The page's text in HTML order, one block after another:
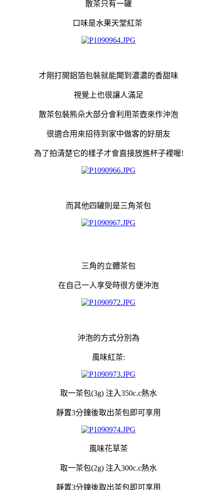
散茶只有一罐
口味是水果天堂紅茶
才剛打開鋁箔包裝就能聞到濃濃的香甜味
視覺上也很讓人滿足
散茶包裝熊朵大部分會利用茶壺來作沖泡
很適合用來招待到家中做客的好朋友
為了拍清楚它的樣子才會直接放進杯子裡喔!
而其他四罐則是三角茶包
三角的立體茶包
在自己一人享受時很方便沖泡
沖泡的方式分別為
風味紅茶:
取一茶包(3g) 注入350c.c熱水
靜置3分鐘後取出茶包即可享用
風味花草茶
取一茶包(2g) 注入300c.c熱水
靜置3分鐘後取出茶包即可享用